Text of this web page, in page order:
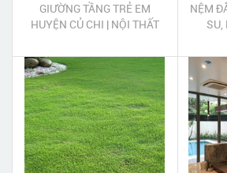
GIƯỜNG TẦNG TRẺ EM
HUYỆN CỦ CHI | NỘI THẤT
NỆM
SU,